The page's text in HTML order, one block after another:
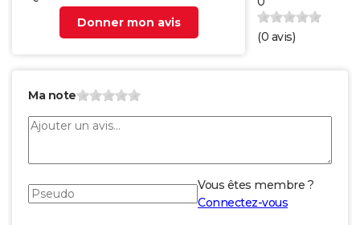
Donner mon avis
(0 avis)
Ma note
Vous êtes membre ?
Connectez-vous